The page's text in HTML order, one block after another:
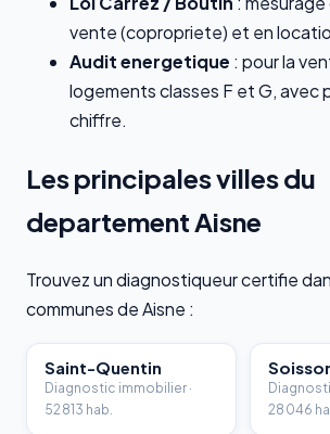
vente (copropriete) et en
Audit energetique : pour la
logements classes F et G, avec
chiffre.
Les principales villes du
departement Aisne
Trouvez un diagnostiqueur certifie
communes de Aisne :
Saint-Quentin
Diagnostic immobilier ·
52 813 hab.
28 046